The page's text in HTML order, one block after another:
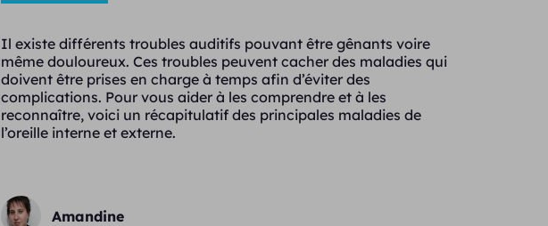
Il existe différents troubles auditifs pouvant être gênants voire
même douloureux. Ces troubles peuvent cacher des maladies qui
doivent être prises en charge à temps afin d’éviter des
complications. Pour vous aider à les comprendre et à les
reconnaître, voici un récapitulatif des principales maladies de
l’oreille interne et externe.
Amandine